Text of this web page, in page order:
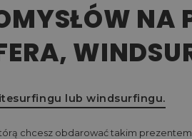
NA
lub windsurfingu.
chcesz obdarować takim